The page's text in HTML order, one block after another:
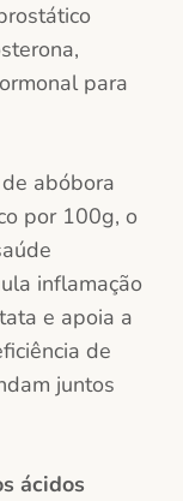
para
abóbora
por 100g, o
inflamação
e apoia a
de
juntos
ácidos